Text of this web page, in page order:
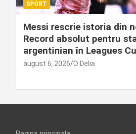
SPORT
Messi rescrie istoria din
Record absolut pentru
argentinian în Leagues
august 6, 2026 O Delia